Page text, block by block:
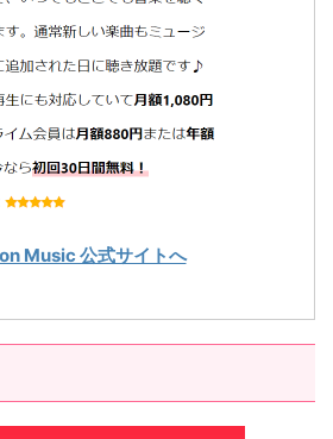
Music 公式サイトへ